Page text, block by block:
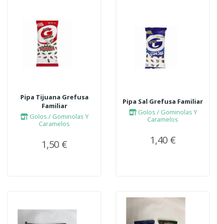
Pipa Tijuana Grefusa
Familiar
Golos / Gominolas Y
Caramelos
1,50 €
Pipa Sal Grefusa Familiar
Golos / Gominolas Y
Caramelos
1,40 €